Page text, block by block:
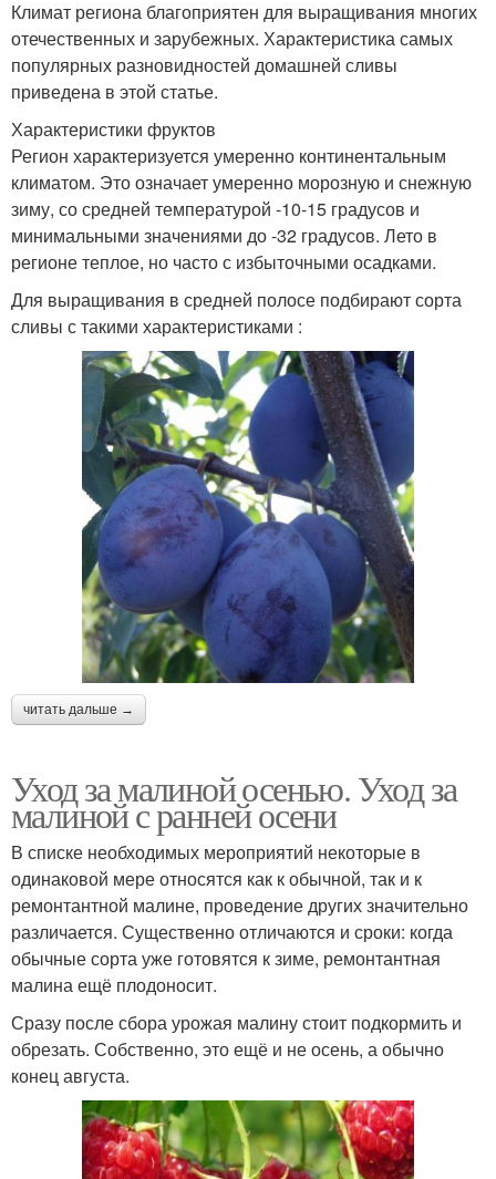
Климат региона благоприятен для выращивания многих
отечественных и зарубежных. Характеристика самых
популярных разновидностей домашней сливы
приведена в этой статье.
Характеристики фруктов
Регион характеризуется умеренно континентальным
климатом. Это означает умеренно морозную и снежную
зиму, со средней температурой -10-15 градусов и
минимальными значениями до -32 градусов. Лето в
регионе теплое, но часто с избыточными осадками.
Для выращивания в средней полосе подбирают сорта
сливы с такими характеристиками :
читать дальше →
Уход за малиной осенью. Уход за
малиной с ранней осени
В списке необходимых мероприятий некоторые в
одинаковой мере относятся как к обычной, так и к
ремонтантной малине, проведение других значительно
различается. Существенно отличаются и сроки: когда
обычные сорта уже готовятся к зиме, ремонтантная
малина ещё плодоносит.
Сразу после сбора урожая малину стоит подкормить и
обрезать. Собственно, это ещё и не осень, а обычно
конец августа.